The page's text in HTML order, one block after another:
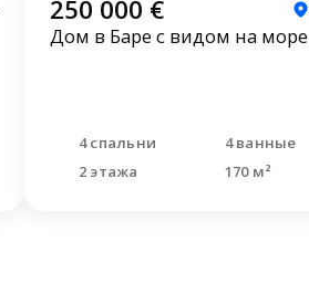
250 000 €
Дом в Баре с видом на море
4 спальни
4 ванные
2 этажа
170 м²